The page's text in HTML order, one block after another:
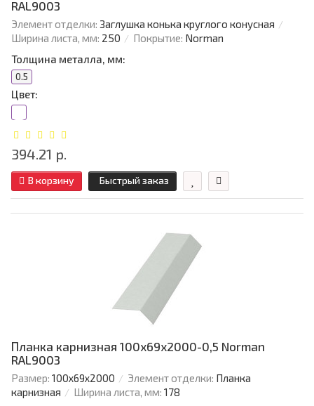
RAL9003
Элемент отделки: Заглушка конька круглого конусная
Ширина листа, мм: 250 Покрытие: Norman
Толщина металла, мм:
0.5
Цвет:
394.21 р.
В корзину Быстрый заказ
Планка карнизная 100х69х2000-0,5 Norman
RAL9003
Размер: 100х69х2000 Элемент отделки: Планка
карнизная
Ширина листа, мм: 178